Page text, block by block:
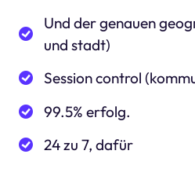
Und der genauen
und stadt)
Session control
99.5% erfolg.
24 zu 7, dafür